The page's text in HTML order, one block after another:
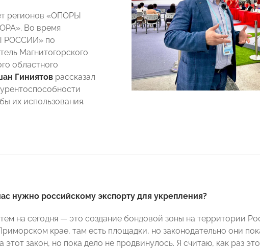
регионов «ОПОРЫ
Во время
РОССИИ» по
Магнитогорского
областного
Гиниятов рассказал
их использования.
нужно российскому экспорту для укрепления?
на сегодня — это создание бондовой зоны на территории
крае, там есть площадки, но законодательно они
этот закон, но пока дело не продвинулось. Я считаю, как раз